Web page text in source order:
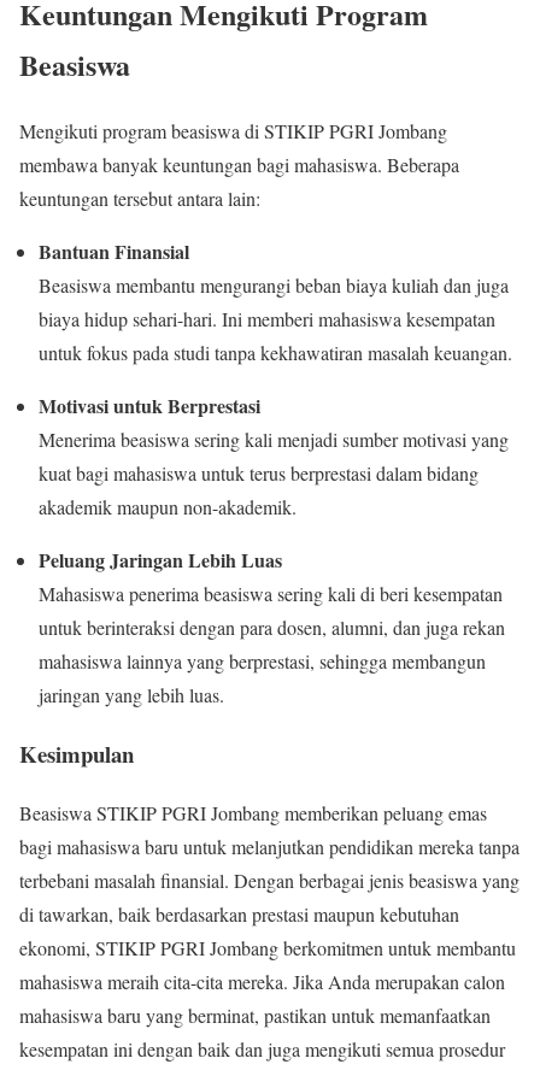
Keuntungan Mengikuti Program
Beasiswa
Mengikuti program beasiswa di STIKIP PGRI Jombang
membawa banyak keuntungan bagi mahasiswa. Beberapa
keuntungan tersebut antara lain:
Bantuan Finansial
Beasiswa membantu mengurangi beban biaya kuliah dan juga
biaya hidup sehari-hari. Ini memberi mahasiswa kesempatan
untuk fokus pada studi tanpa kekhawatiran masalah keuangan.
Motivasi untuk Berprestasi
Menerima beasiswa sering kali menjadi sumber motivasi yang
kuat bagi mahasiswa untuk terus berprestasi dalam bidang
akademik maupun non-akademik.
Peluang Jaringan Lebih Luas
Mahasiswa penerima beasiswa sering kali di beri kesempatan
untuk berinteraksi dengan para dosen, alumni, dan juga rekan
mahasiswa lainnya yang berprestasi, sehingga membangun
jaringan yang lebih luas.
Kesimpulan
Beasiswa STIKIP PGRI Jombang memberikan peluang emas
bagi mahasiswa baru untuk melanjutkan pendidikan mereka tanpa
terbebani masalah finansial. Dengan berbagai jenis beasiswa yang
di tawarkan, baik berdasarkan prestasi maupun kebutuhan
ekonomi, STIKIP PGRI Jombang berkomitmen untuk membantu
mahasiswa meraih cita-cita mereka. Jika Anda merupakan calon
mahasiswa baru yang berminat, pastikan untuk memanfaatkan
kesempatan ini dengan baik dan juga mengikuti semua prosedur